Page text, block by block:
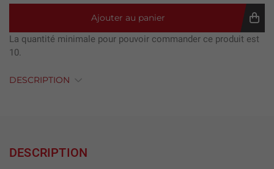
Ajouter au panier
La quantité minimale pour pouvoir commander ce produit est
10.
DESCRIPTION
DESCRIPTION